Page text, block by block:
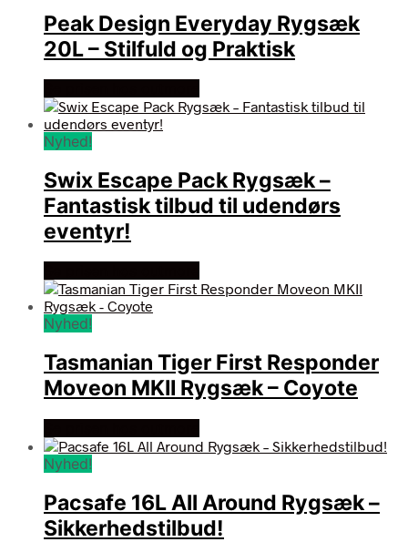
Peak Design Everyday Rygsæk
20L – Stilfuld og Praktisk
Nyhed!
Swix Escape Pack Rygsæk –
Fantastisk tilbud til udendørs
eventyr!
Nyhed!
Tasmanian Tiger First Responder
Moveon MKII Rygsæk – Coyote
Nyhed!
Pacsafe 16L All Around Rygsæk –
Sikkerhedstilbud!